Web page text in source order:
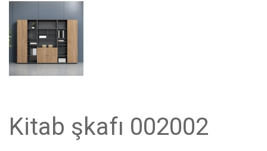
Kitab şkafı 002002